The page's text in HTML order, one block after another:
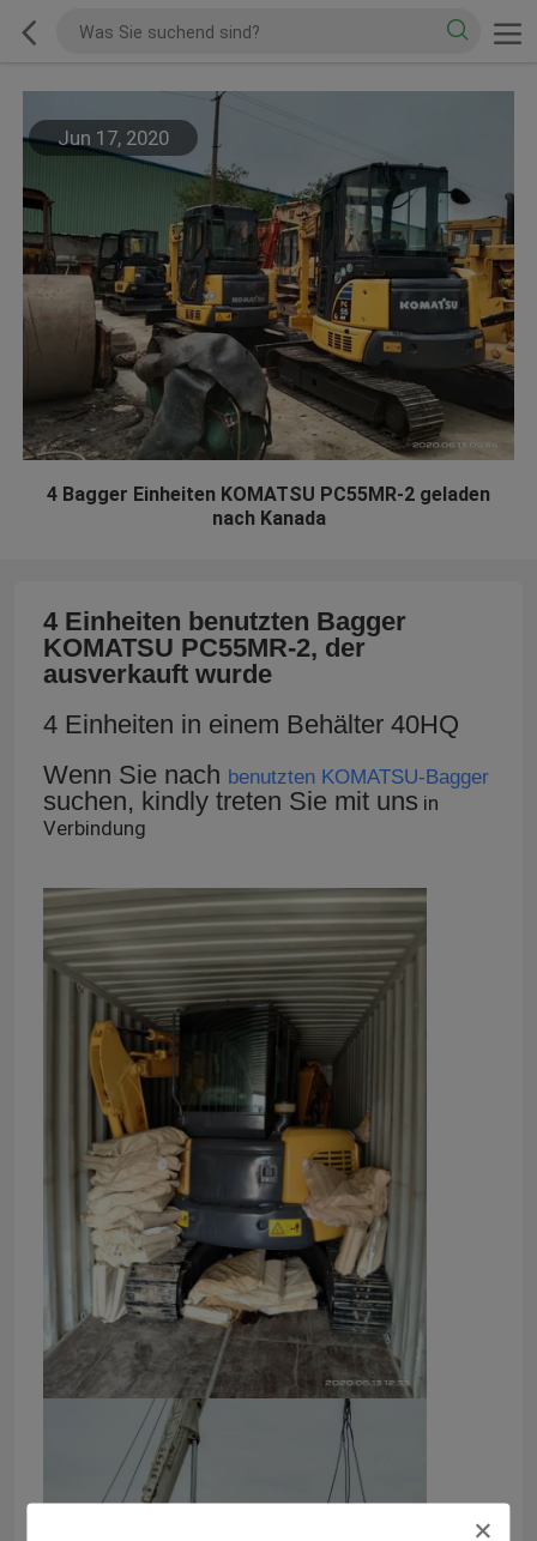
Jun 17, 2020
4 Bagger Einheiten KOMATSU PC55MR-2 geladen
nach Kanada
4 Einheiten benutzten Bagger
KOMATSU PC55MR-2, der
ausverkauft wurde
4 Einheiten in einem Behälter 40HQ
Wenn Sie nach benutzten KOMATSU-Bagger
suchen, kindly treten Sie mit uns in
Verbindung